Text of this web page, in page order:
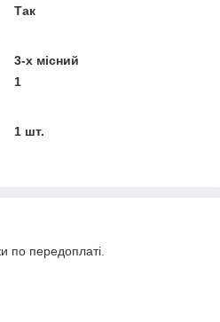
Так
3-х місний
1
1 шт.
по передоплаті.